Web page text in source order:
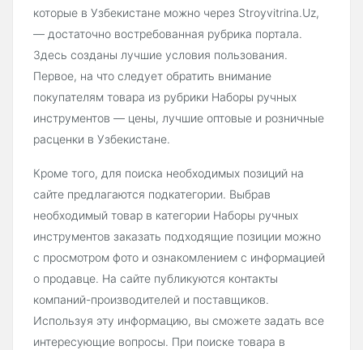
которые в Узбекистане можно через Stroyvitrina.Uz,
— достаточно востребованная рубрика портала.
Здесь созданы лучшие условия пользования.
Первое, на что следует обратить внимание
покупателям товара из рубрики Наборы ручных
инструментов — цены, лучшие оптовые и розничные
расценки в Узбекистане.
Кроме того, для поиска необходимых позиций на
сайте предлагаются подкатегории. Выбрав
необходимый товар в категории Наборы ручных
инструментов заказать подходящие позиции можно
с просмотром фото и ознакомлением с информацией
о продавце. На сайте публикуются контакты
компаний-производителей и поставщиков.
Используя эту информацию, вы сможете задать все
интересующие вопросы. При поиске товара в